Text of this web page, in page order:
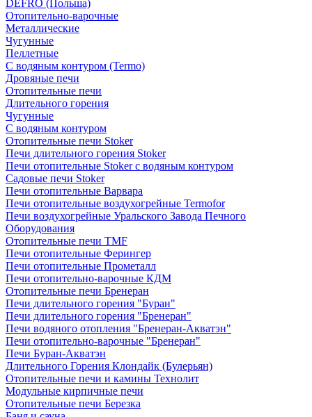
DEFRO (Польша)
Отопительно-варочные
Металлические
Чугунные
Пеллетные
С водяным контуром (Termo)
Дровяные печи
Отопительные печи
Длительного горения
Чугунные
C водяным контуром
Отопительные печи Stoker
Печи длительного горения Stoker
Печи отопительные Stoker с водяным контуром
Садовые печи Stoker
Печи отопительные Варвара
Печи отопительные воздухогрейные Termofor
Печи воздухогрейные Уральского Завода Печного
Оборудования
Отопительные печи TMF
Печи отопительные Ферингер
Печи отопительные Прометалл
Печи отопительно-варочные КДМ
Отопительные печи Бренеран
Печи длительного горения "Буран"
Печи длительного горения "Бренеран"
Печи водяного отопления "Бренеран-Акватэн"
Печи отопительно-варочные "Бренеран"
Печи Буран-Акватэн
Длительного Горения Клондайк (Булерьян)
Отопительные печи и камины Технолит
Модульные кирпичные печи
Отопительные печи Березка